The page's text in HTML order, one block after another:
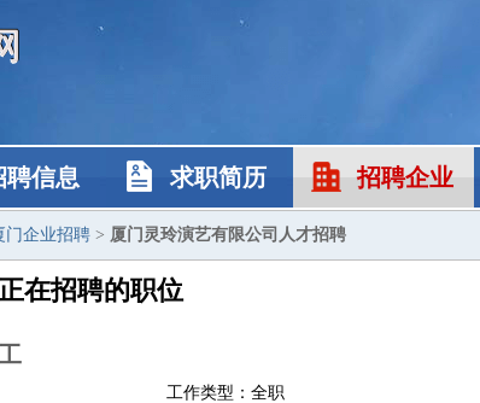
聘信息 求职简历 招聘企业
门企业招聘 > 厦门灵玲演艺有限公司人才招聘
在招聘的职位
工作类型：全职